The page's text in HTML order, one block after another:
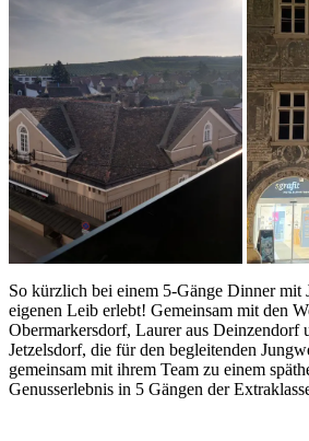
So kürzlich bei einem 5-Gänge Dinner mit
eigenen Leib erlebt! Gemeinsam mit den
Obermarkersdorf, Laurer aus Deinzendorf
Jetzelsdorf, die für den begleitenden
gemeinsam mit ihrem Team zu einem
Genusserlebnis in 5 Gängen der